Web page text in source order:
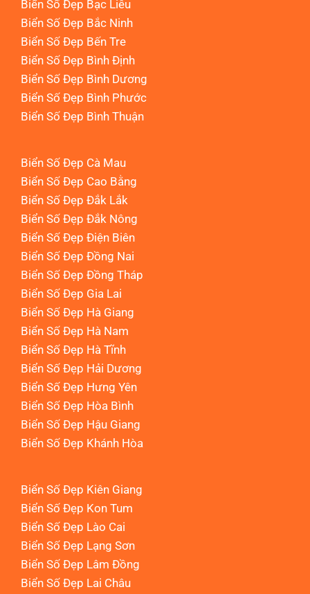
Biển Số Đẹp Bạc Liêu
Biển Số Đẹp Bắc Ninh
Biển Số Đẹp Bến Tre
Biển Số Đẹp Bình Định
Biển Số Đẹp Bình Dương
Biển Số Đẹp Bình Phước
Biển Số Đẹp Bình Thuận
Biển Số Đẹp Cà Mau
Biển Số Đẹp Cao Bằng
Biển Số Đẹp Đắk Lắk
Biển Số Đẹp Đắk Nông
Biển Số Đẹp Điện Biên
Biển Số Đẹp Đồng Nai
Biển Số Đẹp Đồng Tháp
Biển Số Đẹp Gia Lai
Biển Số Đẹp Hà Giang
Biển Số Đẹp Hà Nam
Biển Số Đẹp Hà Tĩnh
Biển Số Đẹp Hải Dương
Biển Số Đẹp Hưng Yên
Biển Số Đẹp Hòa Bình
Biển Số Đẹp Hậu Giang
Biển Số Đẹp Khánh Hòa
Biển Số Đẹp Kiên Giang
Biển Số Đẹp Kon Tum
Biển Số Đẹp Lào Cai
Biển Số Đẹp Lạng Sơn
Biển Số Đẹp Lâm Đồng
Biển Số Đẹp Lai Châu